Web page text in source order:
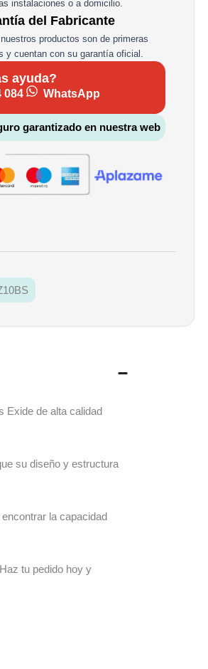
instalaciones o a domicilio.
del Fabricante
productos son de primeras
y cuentan con su garantía oficial.
ayuda?
084 WhatsApp
garantizado en nuestra web
Exide de alta calidad
su diseño y estructura
la capacidad
tu pedido hoy y